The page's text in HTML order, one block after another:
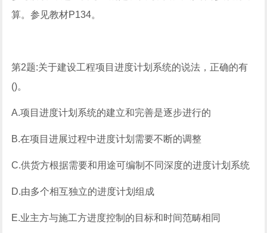
算。参见教材P134。
第2题:关于建设工程项目进度计划系统的说法，正确的有
()。
A.项目进度计划系统的建立和完善是逐步进行的
B.在项目进展过程中进度计划需要不断的调整
C.供货方根据需要和用途可编制不同深度的进度计划系统
D.由多个相互独立的进度计划组成
E.业主方与施工方进度控制的目标和时间范畴相同